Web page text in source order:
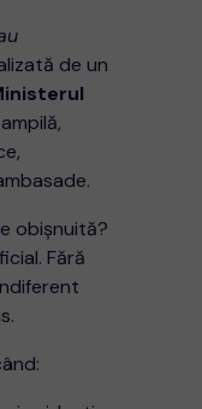
de un
obișnuită?
Fără